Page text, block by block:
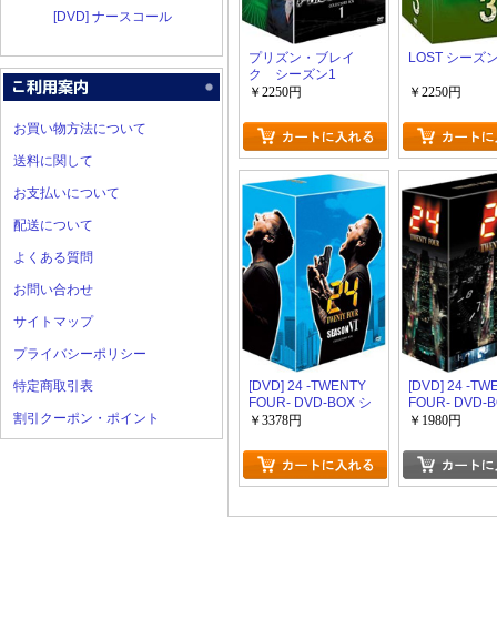
[DVD] ナースコール
お買い物方法について
送料に関して
お支払いについて
配送について
よくある質問
お問い合わせ
サイトマップ
プライバシーポリシー
特定商取引表
割引クーポン・ポイント
プリズン・ブレイ
ク シーズン1
￥2250円
LOST シーズ
￥2250円
[DVD] 24 -TWENTY
FOUR- DVD-BOX シ
ーズン6
￥3378円
[DVD] 24 -
FOUR- DVD-
ーズン1
￥1980円